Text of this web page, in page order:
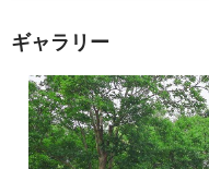
ギャラリー